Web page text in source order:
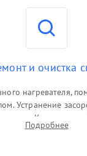
и очистка
нагревателя,
Устранение
Подробнее